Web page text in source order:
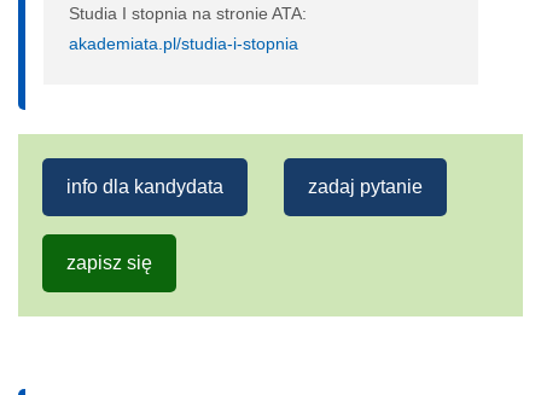
Studia I stopnia na stronie ATA:
akademiata.pl/studia-i-stopnia
info dla kandydata zadaj pytanie
zapisz się